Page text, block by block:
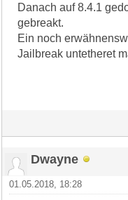
Danach auf 8.4.1
gebreakt.
Ein noch
Jailbreak untetheret
Dwayne
01.05.2018, 18:28